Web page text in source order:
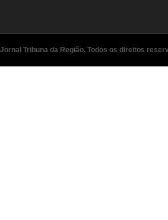
Jornal Tribuna da Região. Todos os direitos